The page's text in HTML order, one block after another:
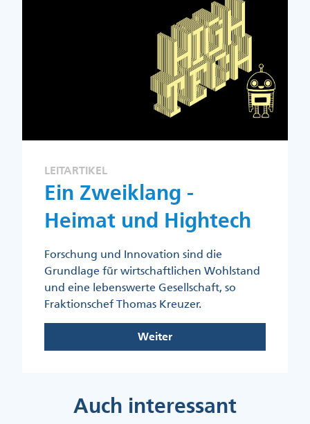
LEITARTIKEL
Ein Zweiklang -
Heimat und Hightech
Forschung und Innovation sind die
Grundlage für wirtschaftlichen Wohlstand
und eine lebenswerte Gesellschaft, so
Fraktionschef Thomas Kreuzer.
Weiter
Auch interessant